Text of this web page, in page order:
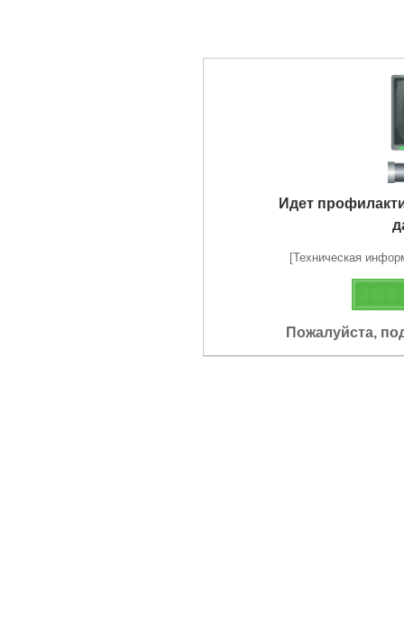
Идет
[Техническая
Пожалуйста,